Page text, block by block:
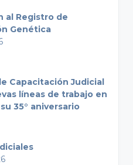
al Registro de
Genética
Capacitación Judicial
líneas de trabajo en
35° aniversario